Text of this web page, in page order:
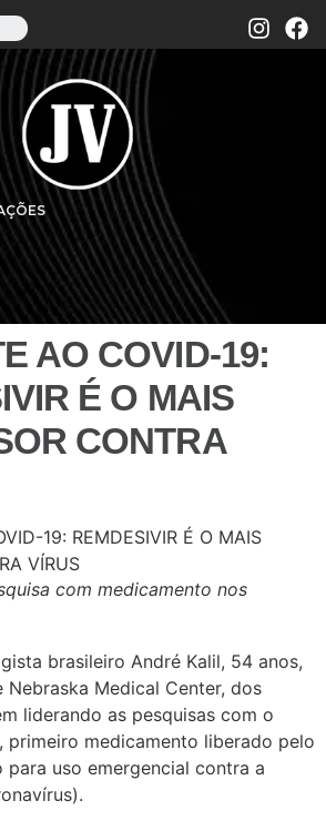
AO COVID-19:
É O MAIS
CONTRA
com medicamento nos
brasileiro André Kalil, 54 anos,
Nebraska Medical Center, dos
liderando as pesquisas com o
primeiro medicamento liberado pelo
para uso emergencial contra a